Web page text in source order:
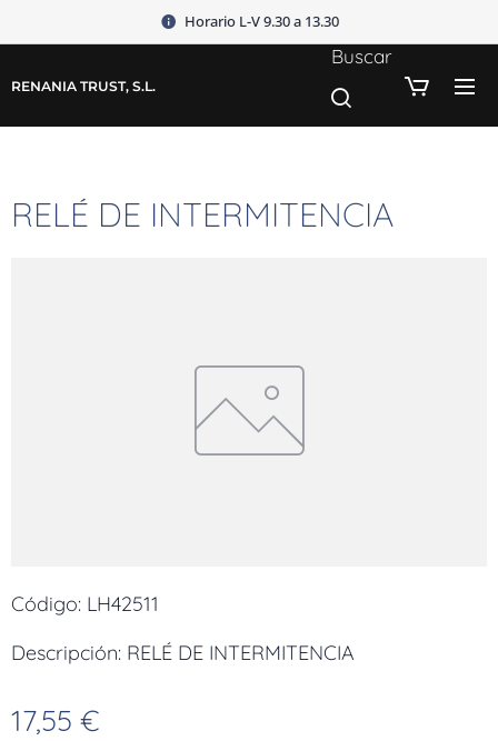
Horario L-V 9.30 a 13.30
RENANIA TRUST, S.L.
Buscar
RELÉ DE INTERMITENCIA
Código: LH42511
Descripción: RELÉ DE INTERMITENCIA
17,55 €